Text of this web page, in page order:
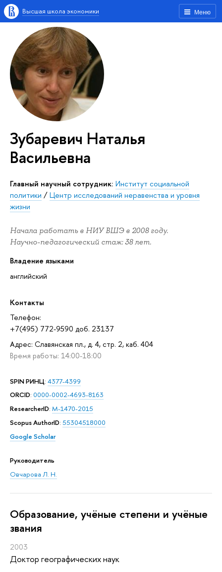
Меню
Высшая школа экономики
Зубаревич Наталья
Васильевна
Главный научный сотрудник: Институт социальной
политики /Центр исследований неравенства и уровня
жизни
Начала работать в НИУ ВШЭ в 2008 году.
Научно-педагогический стаж: 38 лет.
Владение языками
английский
Контакты
Телефон:
+7(495) 772-9590 доб. 23137
Адрес: Славянская пл., д. 4, стр. 2, каб. 404
Время работы: 14:00-18:00
SPIN РИНЦ: 4377-4399
ORCID: 0000-0002-4693-8163
ResearcherID: M-1470-2015
Scopus AuthorID: 55304518000
Google Scholar
Руководитель
Овчарова Л. Н.
Oбразование, учёные степени и учёные
звания
2003
Доктор географических наук